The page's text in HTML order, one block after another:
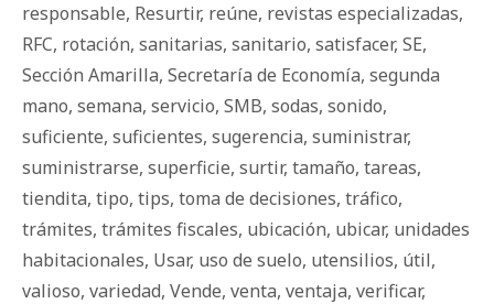
responsable, Resurtir, reúne, revistas especializadas,
RFC, rotación, sanitarias, sanitario, satisfacer, SE,
Sección Amarilla, Secretaría de Economía, segunda
mano, semana, servicio, SMB, sodas, sonido,
suficiente, suficientes, sugerencia, suministrar,
suministrarse, superficie, surtir, tamaño, tareas,
tiendita, tipo, tips, toma de decisiones, tráfico,
trámites, trámites fiscales, ubicación, ubicar, unidades
habitacionales, Usar, uso de suelo, utensilios, útil,
valioso, variedad, Vende, venta, ventaja, verificar,